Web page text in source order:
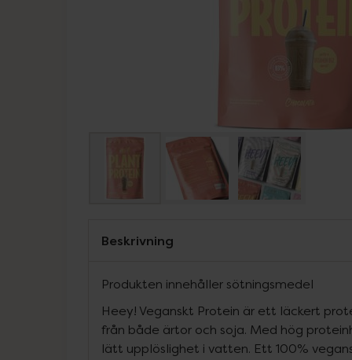
Beskrivning
Produkten innehåller sötningsmedel
Heey! Veganskt Protein är ett läckert
från både ärtor och soja. Med hög
lätt upplöslighet i vatten. Ett 100%